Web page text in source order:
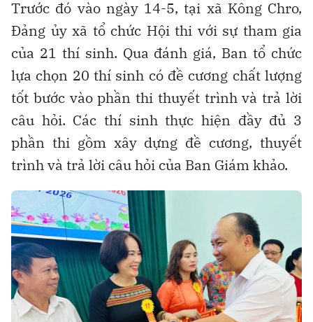
Trước đó vào ngày 14-5, tại xã Kông Chro,
Đảng ủy xã tổ chức Hội thi với sự tham gia
của 21 thí sinh. Qua đánh giá, Ban tổ chức
lựa chọn 20 thí sinh có đề cương chất lượng
tốt bước vào phần thi thuyết trình và trả lời
câu hỏi. Các thí sinh thực hiện đầy đủ 3
phần thi gồm xây dựng đề cương, thuyết
trình và trả lời câu hỏi của Ban Giám khảo.